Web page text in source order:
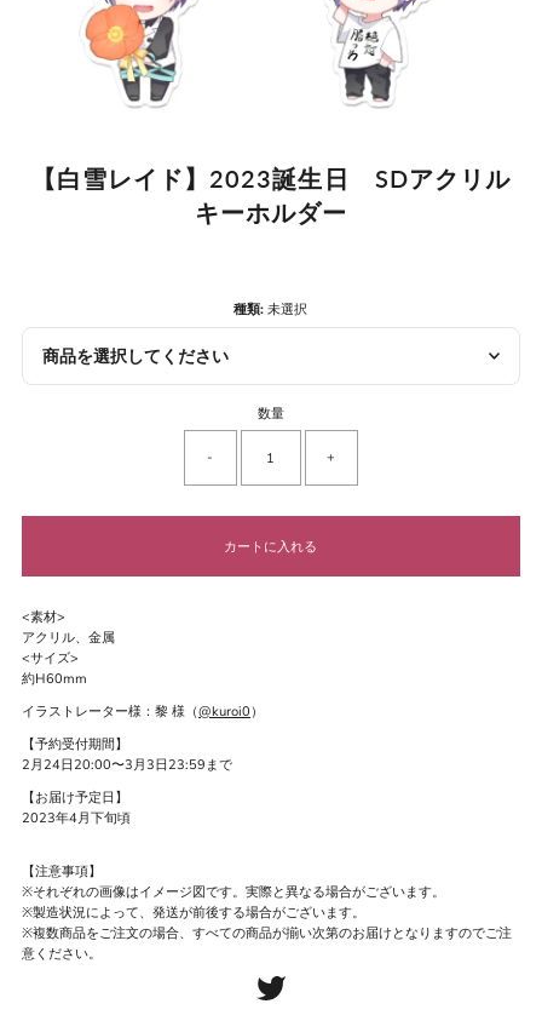
【白雪レイド】2023誕生日 SDアクリル
キーホルダー
種類: 未選択
商品を選択してください
数量
- +
<素材>
アクリル、金属
<サイズ>
約H60mm
イラストレーター様：黎 様（@kuroi0 ）
【予約受付期間】
2月24日20:00〜3月3日23:59まで
【お届け予定日】
2023年4月下旬頃
【注意事項】
※それぞれの画像はイメージ図です。実際と異なる場合がございます。
※製造状況によって、発送が前後する場合がございます。
※複数商品をご注文の場合、すべての商品が揃い次第のお届けとなりますのでご注
意ください。